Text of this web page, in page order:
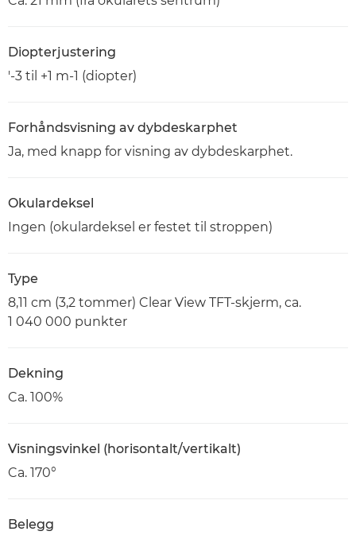
Diopterjustering
'-3 til +1 m-1 (diopter)
Forhåndsvisning av dybdeskarphet
Ja, med knapp for visning av dybdeskarphet.
Okulardeksel
Ingen (okulardeksel er festet til stroppen)
Type
8,11 cm (3,2 tommer) Clear View TFT-skjerm, ca.
1 040 000 punkter
Dekning
Ca. 100%
Visningsvinkel (horisontalt/vertikalt)
Ca. 170°
Belegg